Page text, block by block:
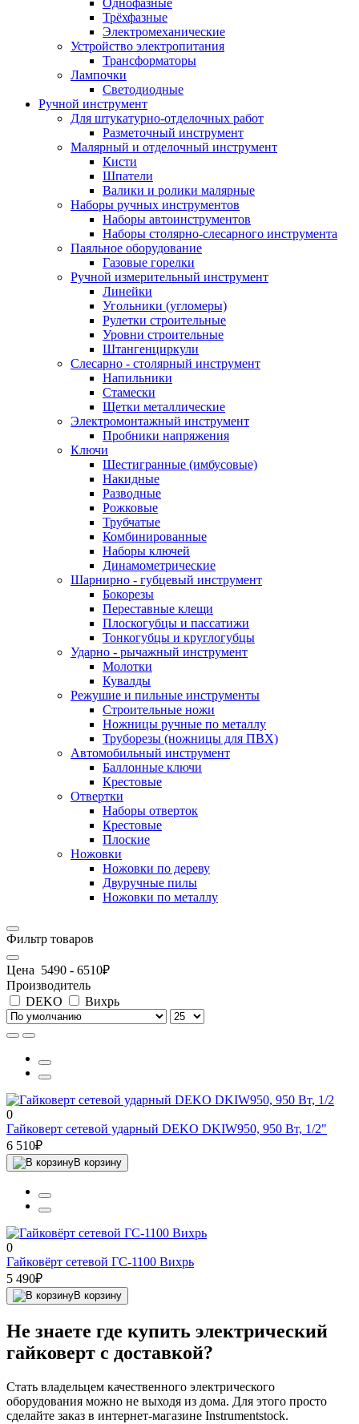
Трёхфазные
Электромеханические
Устройство электропитания
Трансформаторы
Лампочки
Светодиодные
Ручной инструмент
Для штукатурно-отделочных работ
Разметочный инструмент
Малярный и отделочный инструмент
Кисти
Шпатели
Валики и ролики малярные
Наборы ручных инструментов
Наборы автоинструментов
Наборы столярно-слесарного инструмента
Паяльное оборудование
Газовые горелки
Ручной измерительный инструмент
Линейки
Угольники (угломеры)
Рулетки строительные
Уровни строительные
Штангенциркули
Слесарно - столярный инструмент
Напильники
Стамески
Щетки металлические
Электромонтажный инструмент
Пробники напряжения
Ключи
Шестигранные (имбусовые)
Накидные
Разводные
Рожковые
Трубчатые
Комбинированные
Наборы ключей
Динамометрические
Шарнирно - губцевый инструмент
Бокорезы
Переставные клещи
Плоскогубцы и пассатижи
Тонкогубцы и круглогубцы
Ударно - рычажный инструмент
Молотки
Кувалды
Режушие и пильные инструменты
Строительные ножи
Ножницы ручные по металлу
Труборезы (ножницы для ПВХ)
Автомобильный инструмент
Баллонные ключи
Крестовые
Отвертки
Наборы отверток
Крестовые
Плоские
Ножовки
Ножовки по дереву
Двуручные пилы
Ножовки по металлу
Фильтр товаров
Цена 5490 - 6510₽
Производитель
DEKO
Вихрь
0
Гайковерт сетевой ударный DEKO DKIW950, 950 Вт, 1/2"
6 510₽
В корзину
0
Гайковёрт сетевой ГС-1100 Вихрь
5 490₽
В корзину
Не знаете где купить электрический
гайковерт с доставкой?
Стать владельцем качественного электрического
оборудования можно не выходя из дома. Для этого просто
сделайте заказ в интернет-магазине Instrumentstock.